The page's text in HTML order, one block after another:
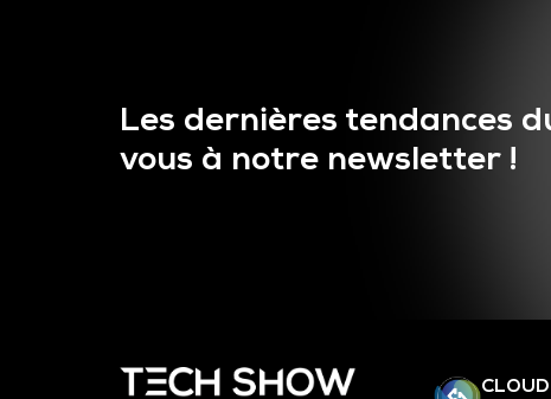
Les dernières tendances
vous à notre newsletter !